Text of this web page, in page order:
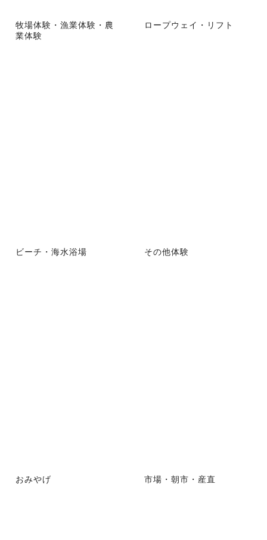
牧場体験・漁業体験・農
業体験
ロープウェイ・リフト
ビーチ・海水浴場 その他体験
おみやげ 市場・朝市・産直